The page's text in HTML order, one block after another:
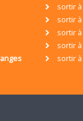
sortir à
sortir à
sortir à
sortir à
sortir à